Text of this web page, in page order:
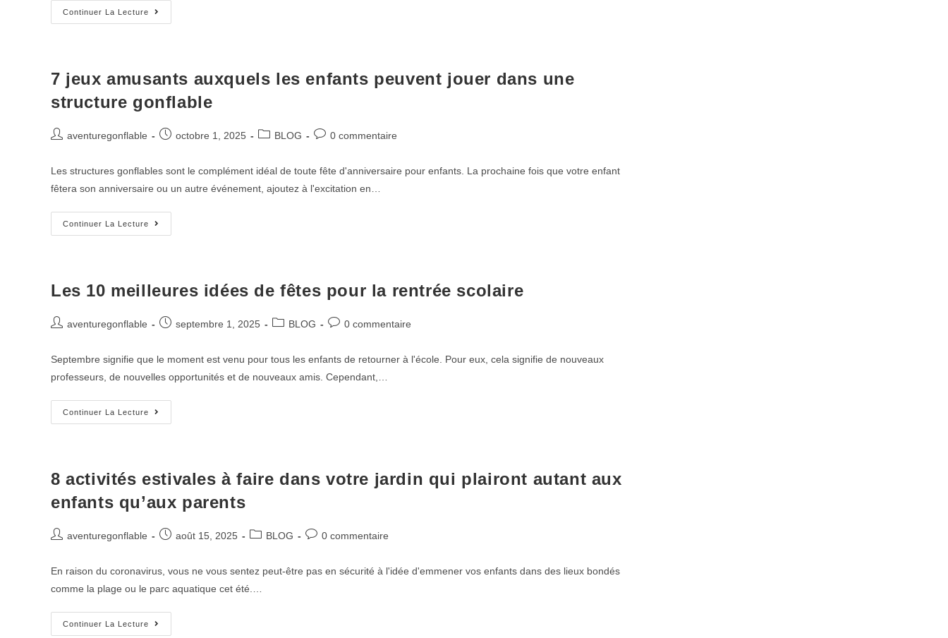
Continuer La Lecture
7 jeux amusants auxquels les enfants peuvent jouer dans une
structure gonflable
aventuregonflable octobre 1, 2025 BLOG 0 commentaire
Les structures gonflables sont le complément idéal de toute fête d'anniversaire pour enfants. La prochaine fois que votre enfant
fêtera son anniversaire ou un autre événement, ajoutez à l'excitation en…
Continuer La Lecture
Les 10 meilleures idées de fêtes pour la rentrée scolaire
aventuregonflable septembre 1, 2025 BLOG 0 commentaire
Septembre signifie que le moment est venu pour tous les enfants de retourner à l'école. Pour eux, cela signifie de nouveaux
professeurs, de nouvelles opportunités et de nouveaux amis. Cependant,…
Continuer La Lecture
8 activités estivales à faire dans votre jardin qui plairont autant aux
enfants qu’aux parents
aventuregonflable août 15, 2025 BLOG 0 commentaire
En raison du coronavirus, vous ne vous sentez peut-être pas en sécurité à l'idée d'emmener vos enfants dans des lieux bondés
comme la plage ou le parc aquatique cet été.…
Continuer La Lecture